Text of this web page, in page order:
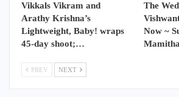
Vikkals Vikram and
Arathy Krishna’s
Lightweight, Baby! wraps
45-day shoot;…
The
Now ~
PREV NEXT